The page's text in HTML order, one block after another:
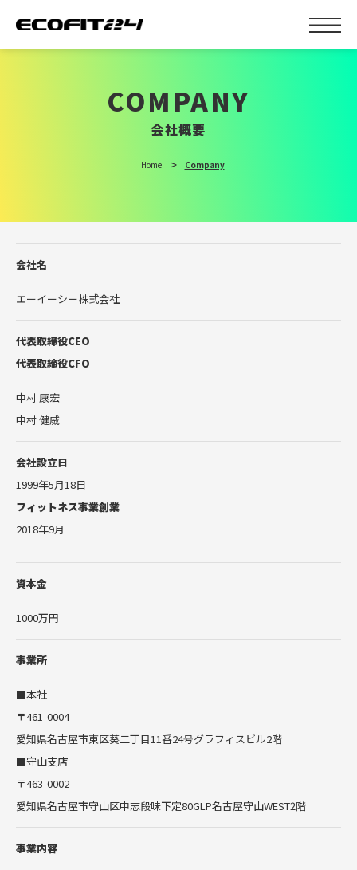
COMPANY
会社概要
Home Company
会社名
エーイーシー株式会社
代表取締役CEO
代表取締役CFO
中村 康宏
中村 健威
会社設立日
1999年5月18日
フィットネス事業創業
2018年9月
資本金
1000万円
事業所
■本社
〒461-0004
愛知県名古屋市東区葵二丁目11番24号グラフィスビル2階
■守山支店
〒463-0002
愛知県名古屋市守山区中志段味下定80GLP名古屋守山WEST2階
事業内容